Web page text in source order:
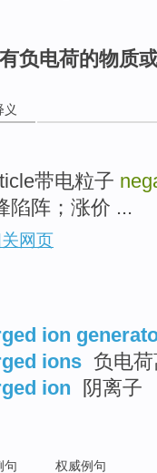
负电荷的物质
义
带电粒子
陷阵；涨价 ...
网页
ion
ions 负电
ion
阴离子
句 权威例句